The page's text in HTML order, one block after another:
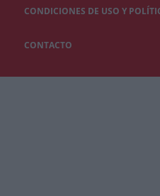
CONDICIONES DE USO Y
CONTACTO